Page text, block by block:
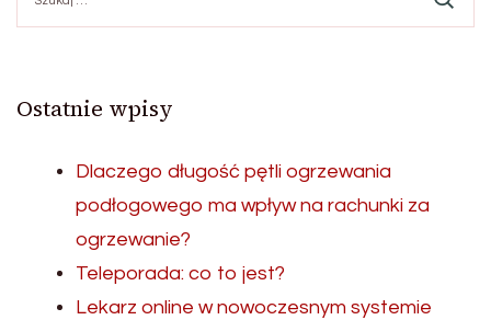
Ostatnie wpisy
Dlaczego długość pętli ogrzewania
podłogowego ma wpływ na rachunki za
ogrzewanie?
Teleporada: co to jest?
Lekarz online w nowoczesnym systemie